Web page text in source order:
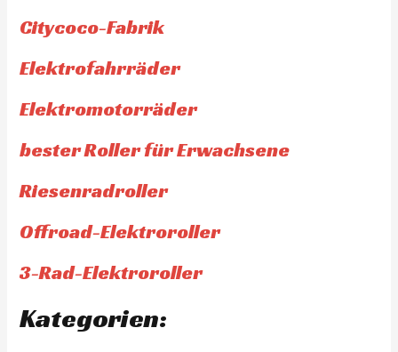
Citycoco-Fabrik
Elektrofahrräder
Elektromotorräder
bester Roller für Erwachsene
Riesenradroller
Offroad-Elektroroller
3-Rad-Elektroroller
Kategorien: